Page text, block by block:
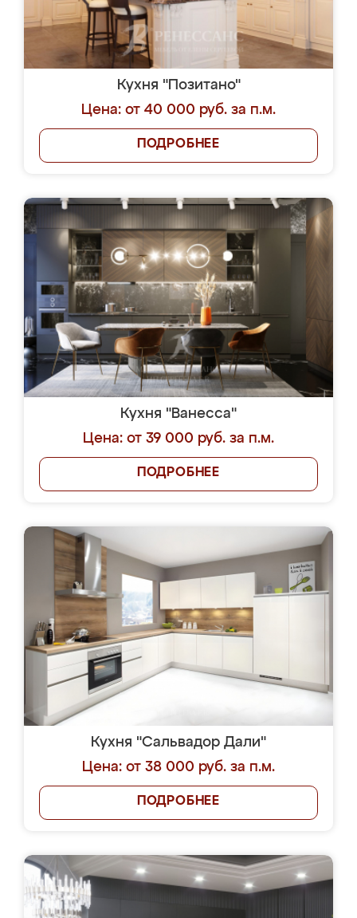
Кухня "Позитано"
Цена: от 40 000 руб. за п.м.
ПОДРОБНЕЕ
Кухня "Ванесса"
Цена: от 39 000 руб. за п.м.
ПОДРОБНЕЕ
Кухня "Сальвадор Дали"
Цена: от 38 000 руб. за п.м.
ПОДРОБНЕЕ